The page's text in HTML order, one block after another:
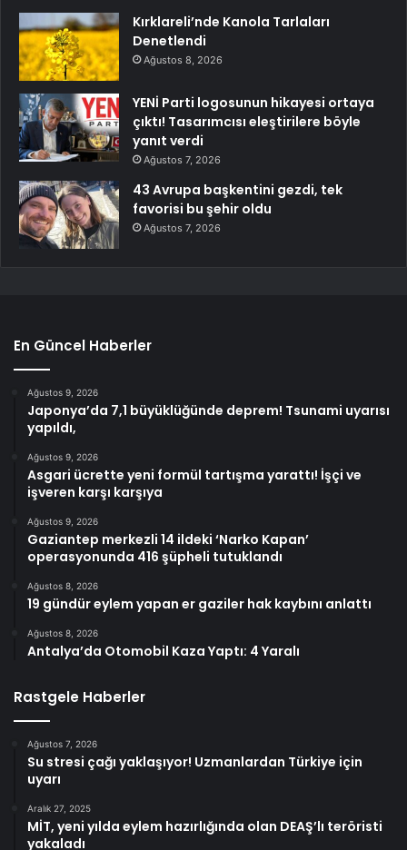
Kırklareli’nde Kanola Tarlaları
Denetlendi
Ağustos 8, 2026
YENİ Parti logosunun hikayesi ortaya
çıktı! Tasarımcısı eleştirilere böyle
yanıt verdi
Ağustos 7, 2026
43 Avrupa başkentini gezdi, tek
favorisi bu şehir oldu
Ağustos 7, 2026
En Güncel Haberler
Ağustos 9, 2026
Japonya’da 7,1 büyüklüğünde deprem! Tsunami uyarısı
yapıldı,
Ağustos 9, 2026
Asgari ücrette yeni formül tartışma yarattı! İşçi ve
işveren karşı karşıya
Ağustos 9, 2026
Gaziantep merkezli 14 ildeki ‘Narko Kapan’
operasyonunda 416 şüpheli tutuklandı
Ağustos 8, 2026
19 gündür eylem yapan er gaziler hak kaybını anlattı
Ağustos 8, 2026
Antalya’da Otomobil Kaza Yaptı: 4 Yaralı
Rastgele Haberler
Ağustos 7, 2026
Su stresi çağı yaklaşıyor! Uzmanlardan Türkiye için
uyarı
Aralık 27, 2025
MİT, yeni yılda eylem hazırlığında olan DEAŞ’lı teröristi
yakaladı